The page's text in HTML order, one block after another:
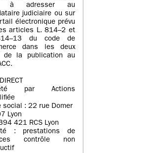
à adresser au
judiciaire ou sur
électronique prévu
articles L. 814–2 et
du code de
dans les deux
de la publication au
par Actions
social : 22 rue Domer
Lyon
421 RCS Lyon
: prestations de
contrôle non